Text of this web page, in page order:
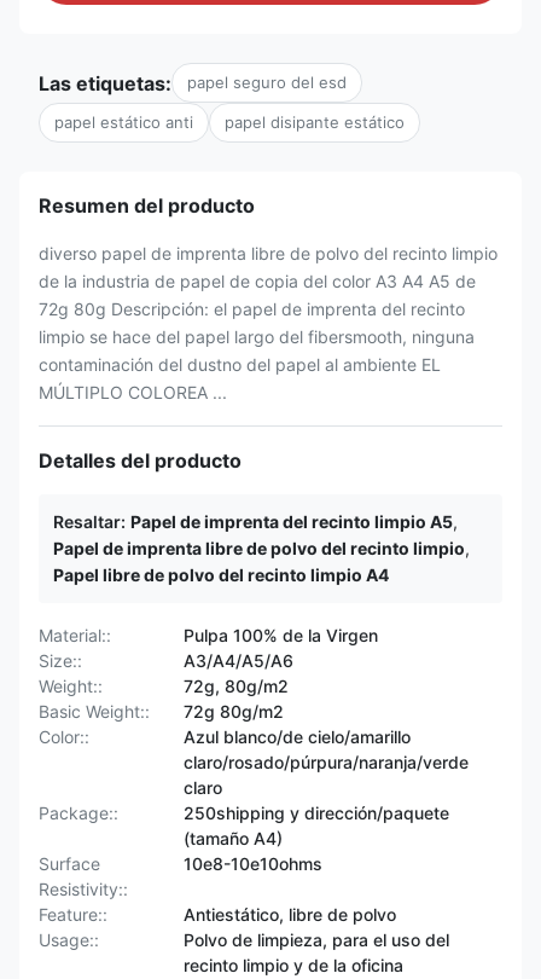
Las etiquetas: papel seguro del esd
papel estático anti papel disipante estático
Resumen del producto
diverso papel de imprenta libre de polvo del recinto limpio
de la industria de papel de copia del color A3 A4 A5 de
72g 80g Descripción: el papel de imprenta del recinto
limpio se hace del papel largo del fibersmooth, ninguna
contaminación del dustno del papel al ambiente EL
MÚLTIPLO COLOREA ...
Detalles del producto
Resaltar: Papel de imprenta del recinto limpio A5,
Papel de imprenta libre de polvo del recinto limpio,
Papel libre de polvo del recinto limpio A4
Material::
Pulpa 100% de la Virgen
Size::
A3/A4/A5/A6
Weight::
72g, 80g/m2
Basic Weight::
72g 80g/m2
Color::
Azul blanco/de cielo/amarillo
claro/rosado/púrpura/naranja/verde
claro
Package::
250shipping y dirección/paquete
(tamaño A4)
Surface
Resistivity::
10e8-10e10ohms
Feature::
Antiestático, libre de polvo
Usage::
Polvo de limpieza, para el uso del
recinto limpio y de la oficina